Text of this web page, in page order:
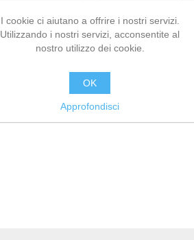
I cookie ci aiutano a offrire i nostri servizi.
Utilizzando i nostri servizi, acconsentite al
nostro utilizzo dei cookie.
OK
Approfondisci